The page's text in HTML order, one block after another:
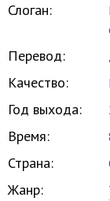
Слоган:
Перевод:
Качество:
Год выхода:
Время:
Страна:
Жанр: